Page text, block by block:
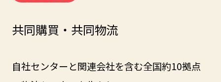
共同購買・共同物流
自社センターと関連会社を含む全国約10拠点